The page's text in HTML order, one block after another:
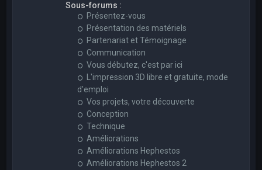
Sous-forums :
Présentez-vous
Présentation des matériels
Partenariat et Témoignage
Communication
Vous débutez, c'est par ici
L'impression 3D libre et gratuite, mode
d'emploi
Vos projets, votre découverte
Conception
Technique
Améliorations
Améliorations Hephestos
Améliorations Hephestos 2